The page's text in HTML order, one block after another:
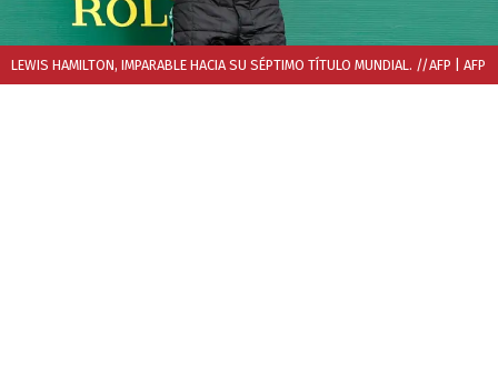
LEWIS HAMILTON, IMPARABLE HACIA SU SÉPTIMO TÍTULO MUNDIAL. //AFP | AFP